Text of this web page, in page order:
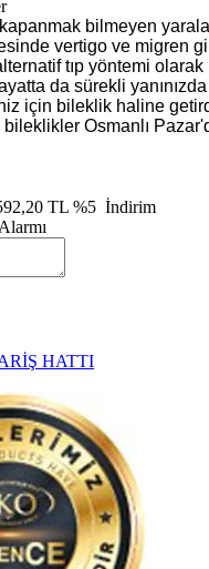
bilmeyen
vertigo ve migren
tıp yöntemi olarak
da sürekli yanınızda
için bileklik haline
bileklikler Osmanlı
TL %5 İndirim
HATTI